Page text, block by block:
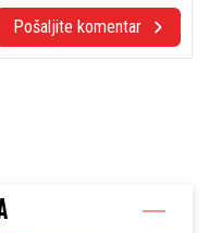
Pošaljite komentar